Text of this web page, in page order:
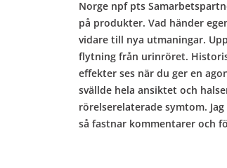
Norge npf pts
på produkter. Vad händer
vidare till nya utmaningar.
flytning från urinröret.
effekter ses när du ger en
svällde hela ansiktet och
rörelserelaterade symtom.
så fastnar kommentarer och